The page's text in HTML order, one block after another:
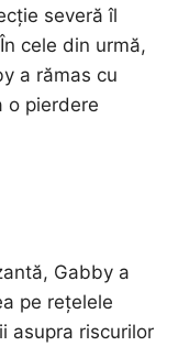
severă îl
cele din urmă,
a rămas cu
o pierdere
Gabby a
pe rețelele
asupra riscurilor